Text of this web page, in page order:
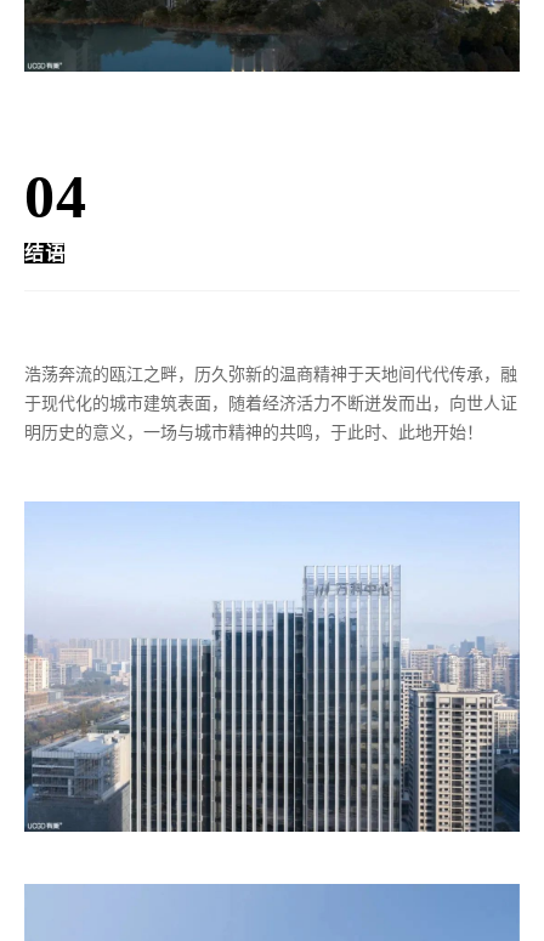
04
结语
浩荡奔流的瓯江之畔，历久弥新的温商精神于天地间代代传承，融
于现代化的城市建筑表面，随着经济活力不断迸发而出，向世人证
明历史的意义，一场与城市精神的共鸣，于此时、此地开始！